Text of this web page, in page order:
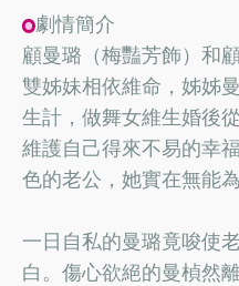
劇情簡介
顧曼璐（梅豔芳飾）和
雙姊妹相依維命，姊姊
生計，做舞女維生婚後
維護自己得來不易的幸
色的老公，她實在無能為
一日自私的曼璐竟唆使
白。傷心欲絕的曼楨然